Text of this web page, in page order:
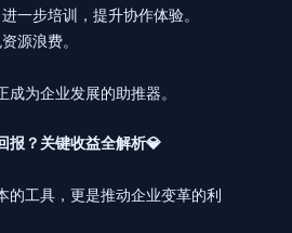
一步培训，提升协作体验。
源浪费。
为企业发展的助推器。
报？关键收益全解析💎
的工具，更是推动企业变革的利